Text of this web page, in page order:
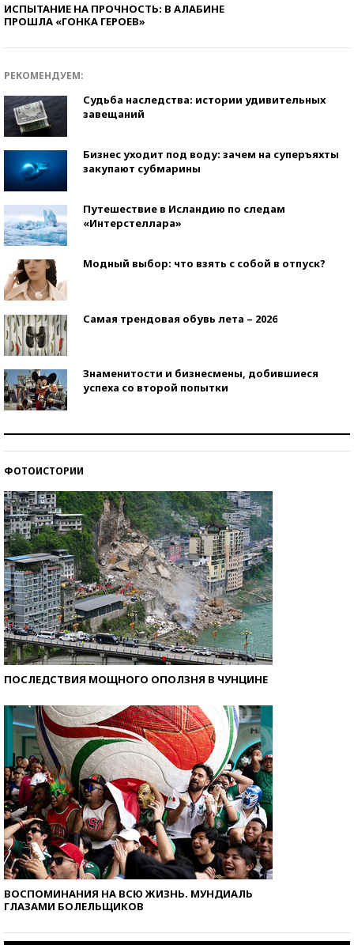
ИСПЫТАНИЕ НА ПРОЧНОСТЬ: В АЛАБИНЕ
ПРОШЛА «ГОНКА ГЕРОЕВ»
РЕКОМЕНДУЕМ:
Судьба наследства: истории удивительных
завещаний
Бизнес уходит под воду: зачем на суперъяхты
закупают субмарины
Путешествие в Исландию по следам
«Интерстеллара»
Модный выбор: что взять с собой в отпуск?
Самая трендовая обувь лета – 2026
Знаменитости и бизнесмены, добившиеся
успеха со второй попытки
ФОТОИСТОРИИ
ПОСЛЕДСТВИЯ МОЩНОГО ОПОЛЗНЯ В ЧУНЦИНЕ
ВОСПОМИНАНИЯ НА ВСЮ ЖИЗНЬ. МУНДИАЛЬ
ГЛАЗАМИ БОЛЕЛЬЩИКОВ